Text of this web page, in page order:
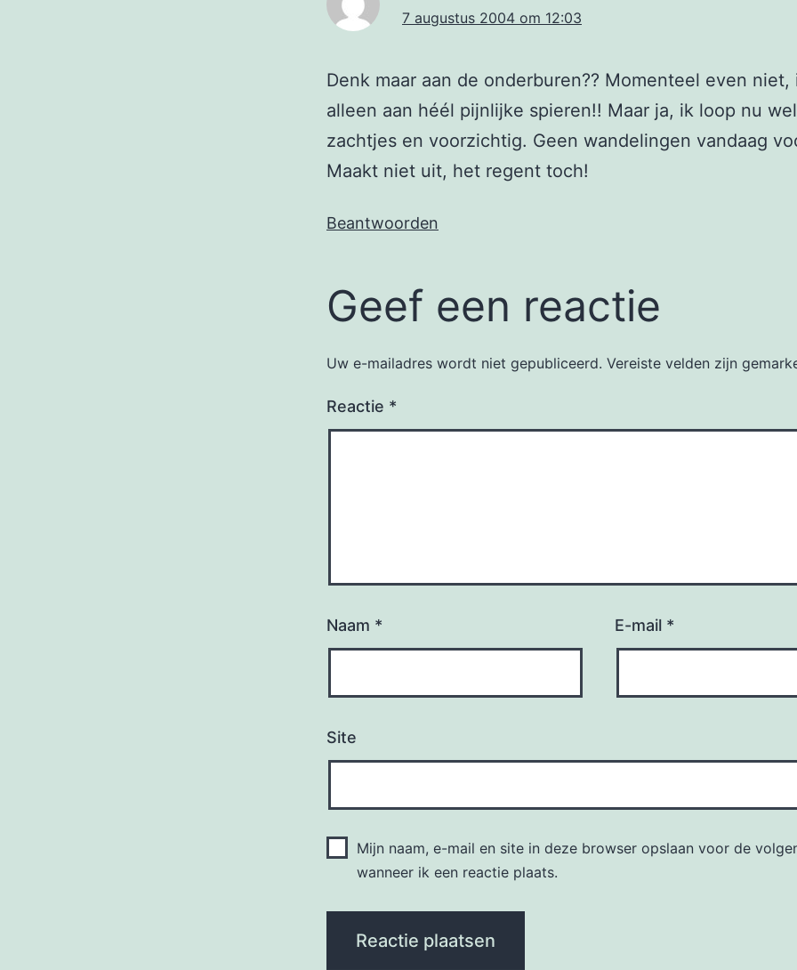
7 augustus 2004 om 12:03
Denk maar aan de onderburen?? Momenteel even niet,
alleen aan héél pijnlijke spieren!! Maar ja, ik loop nu
zachtjes en voorzichtig. Geen wandelingen vandaag
Maakt niet uit, het regent toch!
Beantwoorden
Geef een reactie
Uw e-mailadres wordt niet gepubliceerd. Vereiste velden zijn
Reactie *
Naam * E-mail *
Site
Mijn naam, e-mail en site in deze browser opslaan voor de
wanneer ik een reactie plaats.